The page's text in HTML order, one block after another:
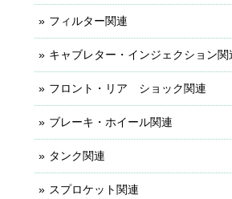
フィルター関連
キャブレター・インジェクション関
フロント・リア ショック関連
ブレーキ・ホイール関連
タンク関連
スプロケット関連